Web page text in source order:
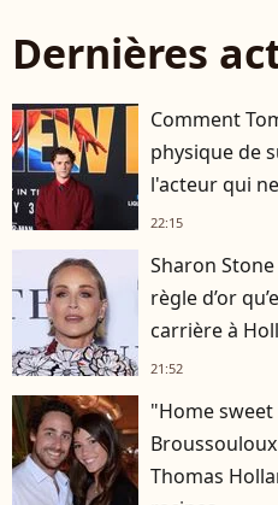
Dernières
Comment
physique de
l'acteur qui
22:15
Sharon
règle d’or
carrière à
21:52
"Home
Thomas